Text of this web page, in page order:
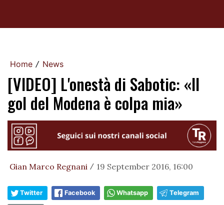
Home / News
[VIDEO] L'onestà di Sabotic: «Il
gol del Modena è colpa mia»
Gian Marco Regnani / 19 September 2016, 16:00
Twitter Facebook Whatsapp Telegram